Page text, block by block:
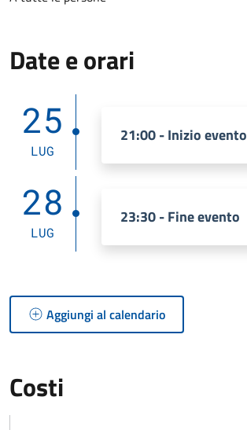
Date e orari
25
LUG
21:00 - Inizio evento
28
LUG
23:30 - Fine evento
Aggiungi al calendario
Costi